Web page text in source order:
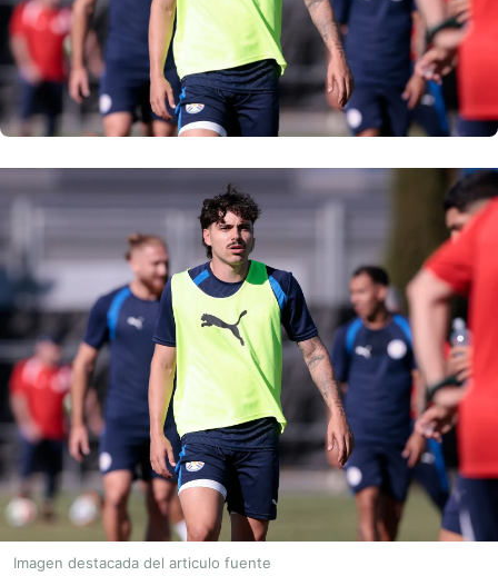
Imagen destacada del articulo fuente